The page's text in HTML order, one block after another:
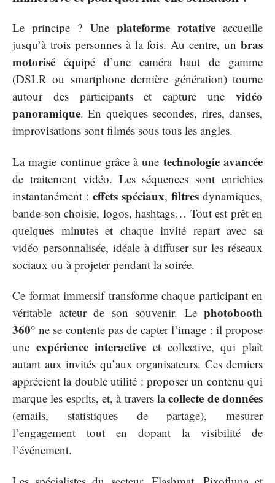
Le principe ? Une plateforme rotativeaccueille
jusqu’à trois personnes à la fois. Au centre, un bras
motorisé équipé d’une caméra haut de gamme
(DSLR ou smartphone dernière génération) tourne
autour des participants et capture une vidéo
panoramique. En quelques secondes, rires, danses,
improvisations sont filmés sous tous les angles.
La magie continue grâce à une technologie avancée
de traitement vidéo. Les séquences sont enrichies
instantanément : effets spéciaux, filtres dynamiques,
bande-son choisie, logos, hashtags… Tout est prêt en
quelques minutes et chaque invité repart avec sa
vidéo personnalisée, idéale à diffuser sur les réseaux
sociaux ou à projeter pendant la soirée.
Ce format immersif transforme chaque participant en
véritable acteur de son souvenir. Le photobooth
360° ne se contente pas de capter l’image : il propose
une expérience interactive et collective, qui plaît
autant aux invités qu’aux organisateurs. Ces derniers
apprécient la double utilité : proposer un contenu qui
marque les esprits, et, à travers lacollecte de données
(emails, statistiques de partage), mesurer
l’engagement tout en dopant la visibilité de
l’événement.